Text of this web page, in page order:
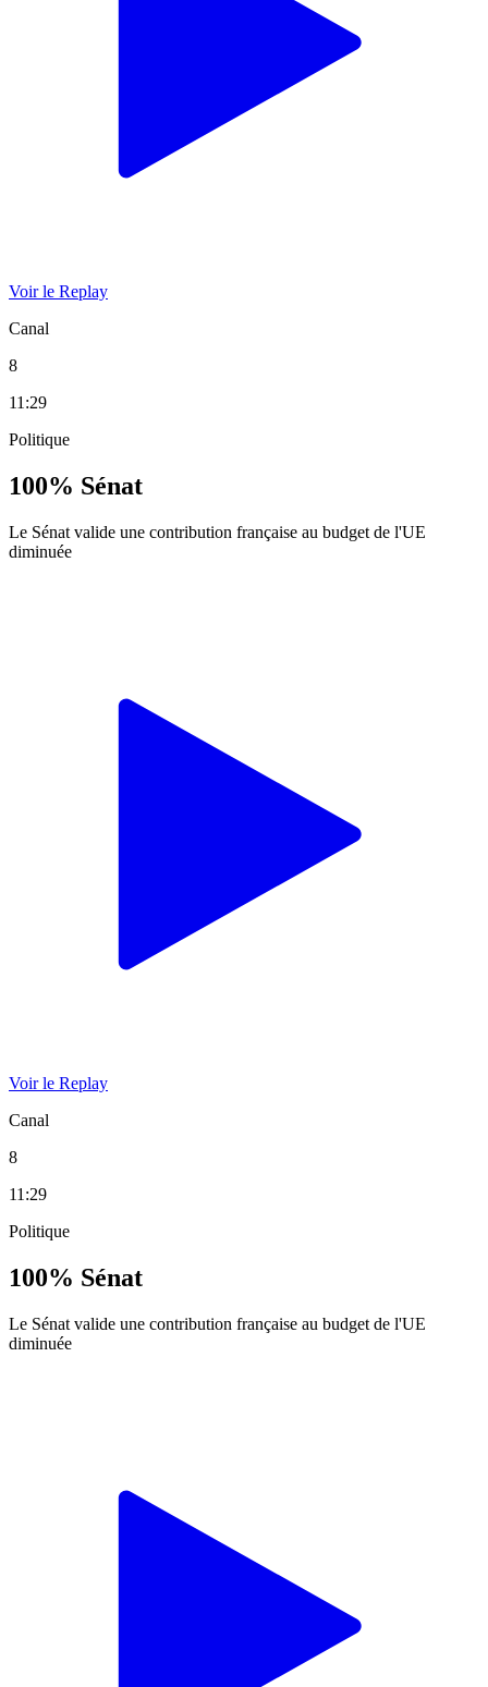
Voir le Replay
Canal
8
11:29
Politique
100% Sénat
Le Sénat valide une contribution française au budget de l'UE
diminuée
Voir le Replay
Canal
8
11:29
Politique
100% Sénat
Le Sénat valide une contribution française au budget de l'UE
diminuée